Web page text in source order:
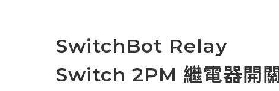
SwitchBot Relay
Switch 2PM 繼電器開關